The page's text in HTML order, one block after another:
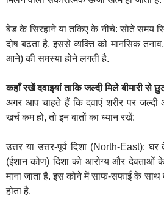
बेड के सिरहाने या तकिए के नीचे: सोते समय
दोष बढ़ता है. इससे व्यक्ति को मानसिक
आने) की समस्या होने लगती है.
कहाँ रखें दवाइयां ताकि जल्दी मिले बीमारी से
अगर आप चाहते हैं कि दवाएं शरीर पर
खर्च कम हो, तो इन बातों का ध्यान रखें:
उत्तर या उत्तर-पूर्व दिशा (North-East): घर
(ईशान कोण) दिशा को आरोग्य और देवताओं के
माना जाता है. इस कोने में साफ-सफाई के साथ
होता है.